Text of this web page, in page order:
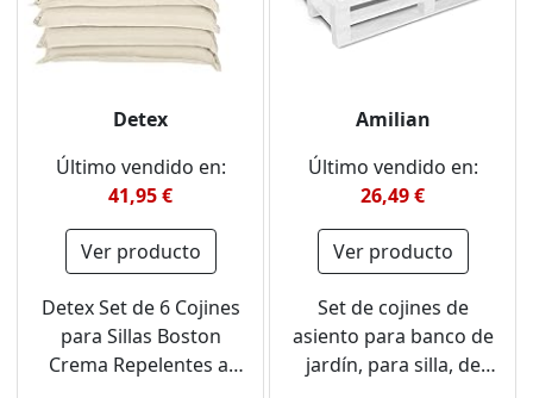
Detex
Último vendido en:
41,95 €
Ver producto
Detex Set de 6 Cojines
para Sillas Boston
Crema Repelentes al
Amilian
Último vendido en:
26,49 €
Ver producto
Set de cojines de
asiento para banco de
jardín, para silla, de